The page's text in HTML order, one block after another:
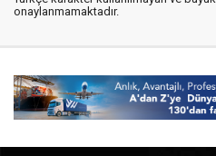
onaylanmamaktadır.